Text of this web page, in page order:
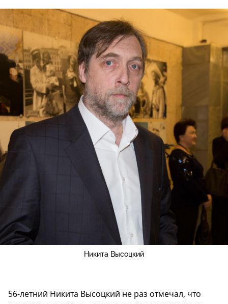
Никита Высоцкий
56-летний Никита Высоцкий не раз отмечал, что